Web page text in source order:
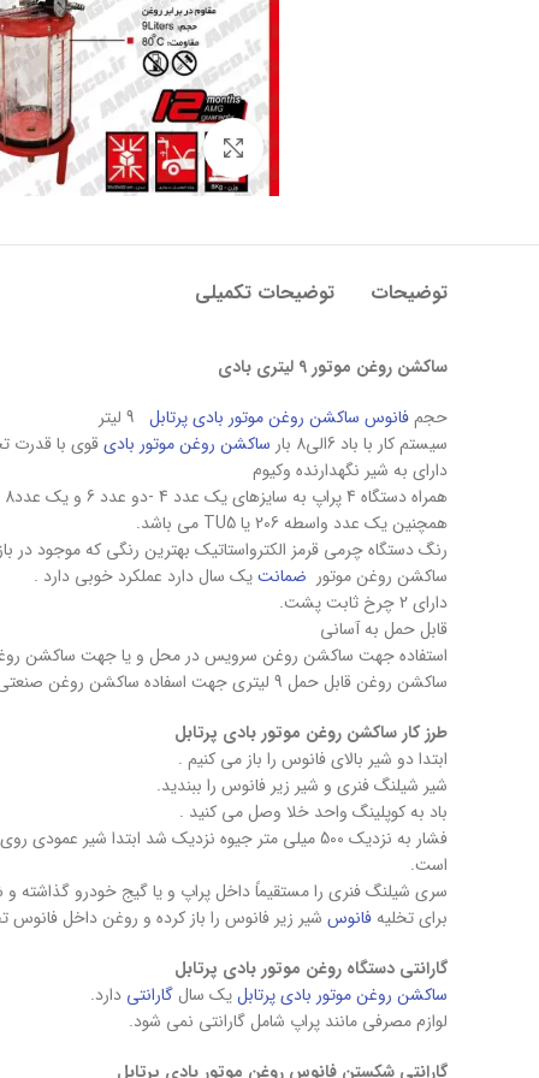
بزرگنمایی تصویر
توضیحات توضیحات تکمیلی
ساکشن روغن موتور 9 لیتری بادی
حجمفانوس ساکشن روغن موتور بادی پرتابل
سیستم کار با باد 6الی8 بار
ساکشن روغن موتور بادیقوی با قدرت تخلیه
دارای به شیر نگهدارنده وکیوم
همراه دستگاه 4 پراپ به سایزهای یک عدد 4 -دو عدد 6 و یک عدد8
همچنین یک عدد واسطه 206 یا TU5 می باشد.
رنگ دستگاه چرمی قرمز الکترواستاتیک بهترین رنگی که موجود در
ساکشن روغن موتور ضمانتیک سال دارد عملکرد خوبی دارد .
دارای 2 چرخ ثابت پشت.
قابل حمل به آسانی
استفاده جهت ساکشن روغن سرویس در محل و یا جهت ساکشن
ساکشن روغن قابل حمل 9 لیتری جهت اسفاده ساکشن روغن صنعتی هم می باشد
طرز کار ساکشن روغن موتور بادی پرتابل
ابتدا دو شیر بالای فانوس را باز می کنیم .
شیر شیلنگ فنری و شیر زیر فانوس را ببندید.
باد به کوپلینگ واحد خلا وصل می کنید .
فشار به نزدیک 500 میلی متر جیوه نزدیک شد ابتدا شیر عمودی روی
است.
سری شیلنگ فنری را مستقیماً داخل پراپ و یا گیج خودرو گذاشته و
برای تخلیهفانوس شیر زیر فانوس را باز کرده و روغن داخل
گارانتی دستگاه روغن موتور بادی پرتابل
ساکشن روغن موتور بادی پرتابلیک سال گارانتی دارد.
لوازم مصرفی مانند پراپ شامل گارانتی نمی شود.
گارانتی شکستن فانوس روغن موتور بادی پرتابل